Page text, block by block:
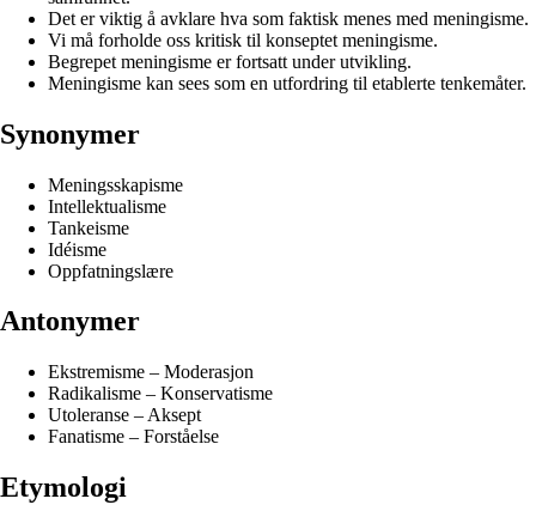
Det er viktig å avklare hva som faktisk menes med meningisme.
Vi må forholde oss kritisk til konseptet meningisme.
Begrepet meningisme er fortsatt under utvikling.
Meningisme kan sees som en utfordring til etablerte tenkemåter.
Synonymer
Meningsskapisme
Intellektualisme
Tankeisme
Idéisme
Oppfatningslære
Antonymer
Ekstremisme – Moderasjon
Radikalisme – Konservatisme
Utoleranse – Aksept
Fanatisme – Forståelse
Etymologi